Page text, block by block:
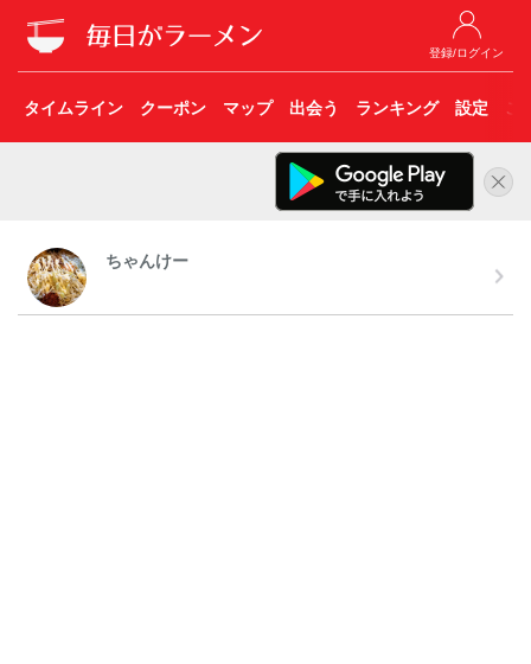
登録/ログイン
タイムライン クーポン マップ 出会う ランキング 設定 こ
ちゃんけー